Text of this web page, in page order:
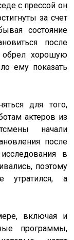
с прессой он
за счет
состояние
после
обрел хорошую
ему показать
для того,
актеров из
начали
после
в
поэтому
утратился, а
включая и
программы,